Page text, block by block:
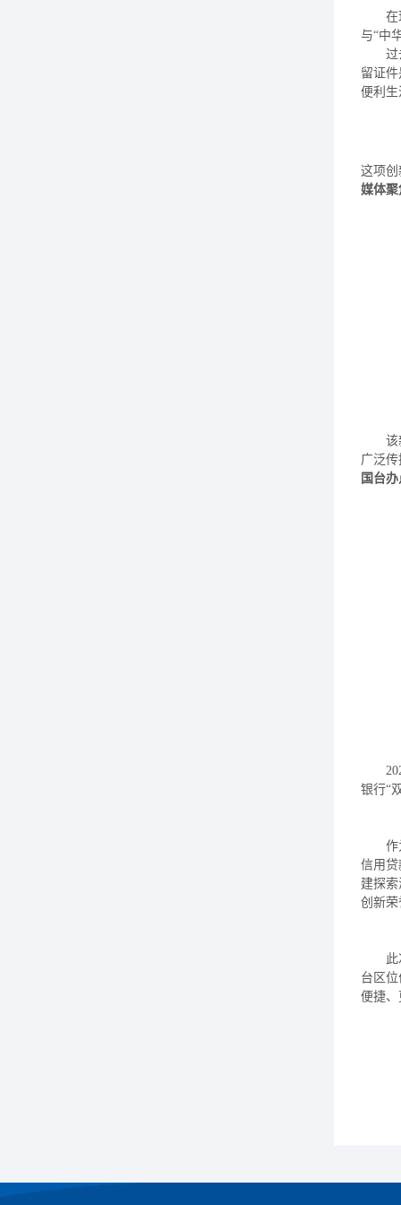
在
与“中
过
留证
便利生
这项创
媒体聚
该
广泛传
国台
银行“
作
信用贷
建探
创新荣
台区
便捷、